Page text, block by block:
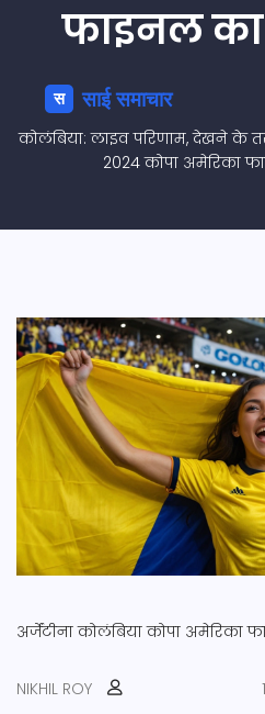
फाइनल
कोलंबिया: लाइव परिणाम, देखने के
2024 कोपा अमेरिका
अर्जेंटीना कोलंबिया कोपा अमेरिका
NIKHIL ROY